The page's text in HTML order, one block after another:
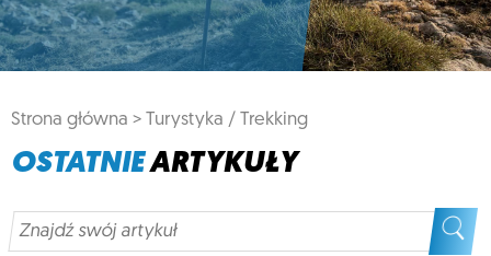
Strona główna > Turystyka / Trekking
OSTATNIEARTYKUŁY